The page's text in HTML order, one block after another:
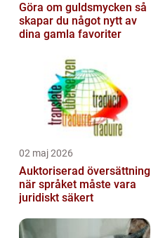
Göra om guldsmycken så
skapar du något nytt av
dina gamla favoriter
02 maj 2026
Auktoriserad översättning
när språket måste vara
juridiskt säkert